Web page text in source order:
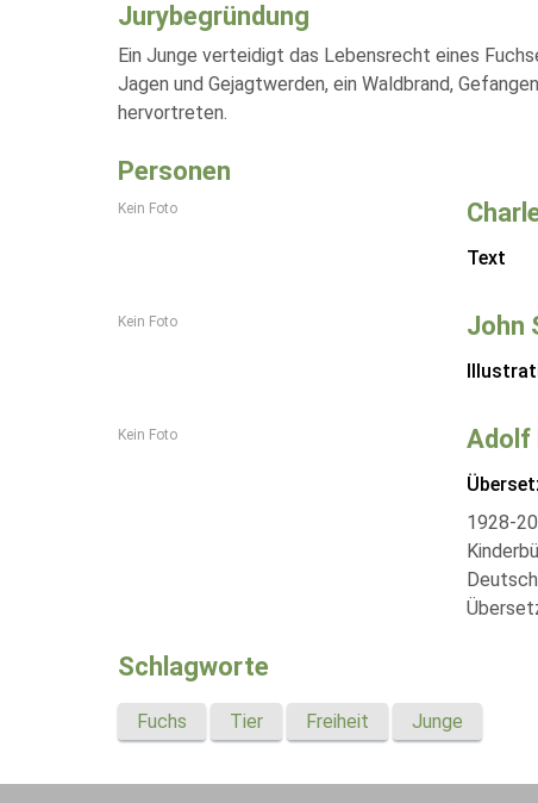
Jurybegründung
Ein Junge verteidigt das Lebensrecht eines
Jagen und Gejagtwerden, ein Waldbrand,
hervortreten.
Personen
Kein Foto
Text
Kein Foto John
Kein Foto Adolf
1928-
Schlagworte
Fuchs Tier Freiheit Junge